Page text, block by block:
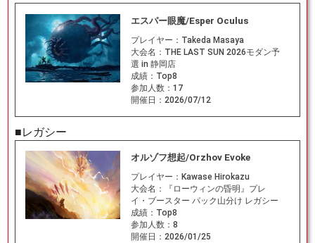
エスパー眼魔/Esper Oculus
プレイヤー： Takeda Masaya
大会名： THE LAST SUN 2026モダン予
選 in 静岡店
成績： Top8
参加人数： 17
開催日： 2026/07/12
■レガシー
オルゾフ想起/Orzhov Evoke
プレイヤー： Kawase Hirokazu
大会名：
『ローウィンの昏明』プレ
イ・ブースター パック山分け レガシー
成績： Top8
参加人数： 8
開催日： 2026/01/25